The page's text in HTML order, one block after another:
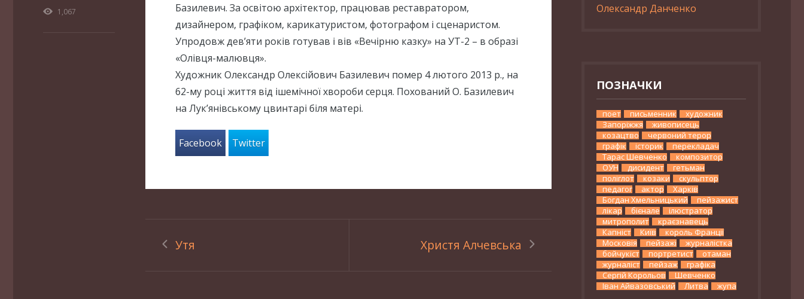
Базилевич. За освітою архітектор, працював реставратором,
дизайнером, графіком, карикатуристом, фотографом і сценаристом.
Упродовж дев’яти років готував і вів «Вечірню казку» на УТ-2 – в образі
«Олівця-малювця».
Художник Олександр Олексійович Базилевич помер 4 лютого 2013 р., на
62-му році життя від ішемічної хвороби серця. Похований О. Базилевич
на Лук’янівському цвинтарі біля матері.
Facebook Twitter
Утя Христя Алчевська
1,067
Олександр Данченко
ПОЗНАЧКИ
поет письменник
художник
Запоріжжя
живописець
козацтво
червоний терор
графік
історик
перекладач
Тарас Шевченко
композитор
ОУН
дисидент
гетьман
поліглот
козаки
скульптор
педагог
актор
Харків
Богдан Хмельницький
пейзажист
лікар
бієнале
ілюстратор
митрополит
краєзнавець
Капніст
Київ
король Франції
Московія
пейзажі
журналістка
бойчукіст
портретист
отаман
журналіст
пейзаж
графіка
Сергій Корольов
Шевченко
Іван Айвазовський
Литва жупа